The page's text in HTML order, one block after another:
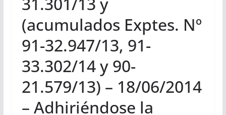
(acumulados Exptes. Nº
91-32.947/13, 91-
33.302/14 y 90-
21.579/13) – 18/06/2014
– Adhiriéndose la